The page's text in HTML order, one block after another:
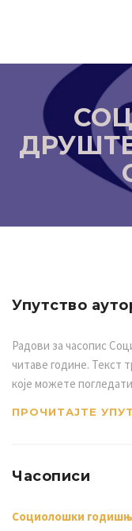
Упутство
Радови за часопис
читаве године. Текст
које можете
ПРОЧИТАЈТЕ
Часописи
Социолошки